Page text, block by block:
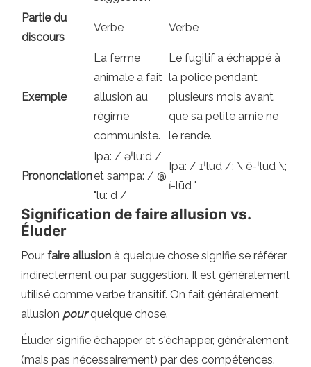
Partie du
discours
Verbe Verbe
Exemple
La ferme
animale a fait
allusion au
régime
communiste.
Le fugitif a échappé à
la police pendant
plusieurs mois avant
que sa petite amie ne
le rende.
Prononciation
Ipa: / əˈluːd /
et sampa: / @
"lu: d /
Ipa: / ɪˈlud /; \ ē-ˈlüd \;
ĭ-lūd '
Signification de faire allusion vs.
Éluder
Pour faire allusion à quelque chose signifie se référer
indirectement ou par suggestion. Il est généralement
utilisé comme verbe transitif. On fait généralement
allusion pourquelque chose.
Éluder signifie échapper et s'échapper, généralement
(mais pas nécessairement) par des compétences.